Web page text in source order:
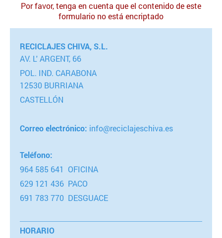
Por favor, tenga en cuenta que el contenido de este
formulario no está encriptado
RECICLAJES CHIVA, S.L.
AV. L' ARGENT, 66
POL. IND. CARABONA
12530 BURRIANA
CASTELLÓN
Correo electrónico: info@reciclajeschiva.es
Teléfono:
964 585 641 OFICINA
629 121 436 PACO
691 783 770 DESGUACE
HORARIO